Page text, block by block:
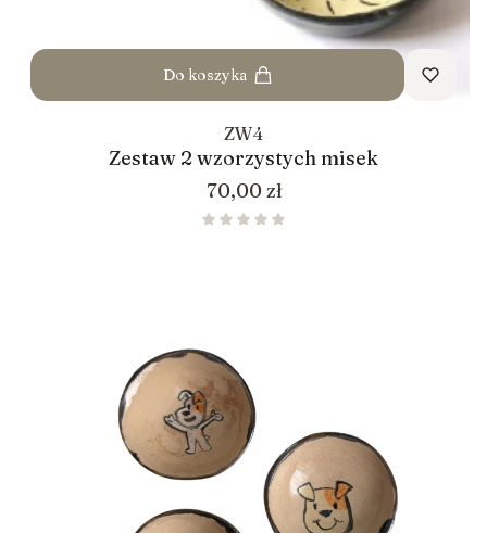
Do koszyka
ZW4
Zestaw 2 wzorzystych misek
Cena
70,00 zł